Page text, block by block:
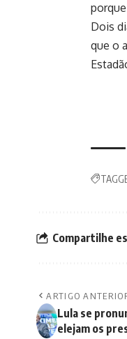
Dois
que o
Compartilhe
ARTIGO
Lula se
elejam os